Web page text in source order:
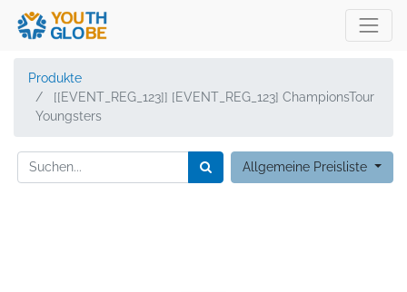
Produkte
[[EVENT_REG_123]] [EVENT_REG_123] ChampionsTour
Youngsters
Allgemeine Preisliste